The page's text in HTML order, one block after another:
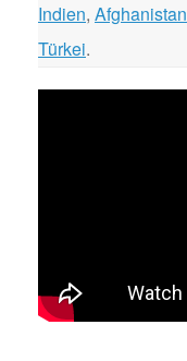
Indien, Afghanistan
Türkei.